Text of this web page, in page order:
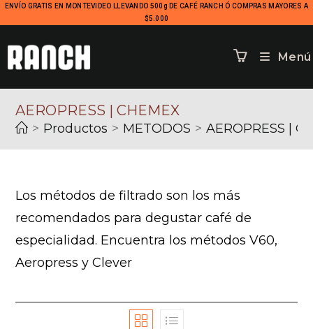
ENVÍO GRATIS EN MONTEVIDEO LLEVANDO 500g DE CAFÉ RANCH Ó COMPRAS MAYORES A
$5.000
Menú
AEROPRESS | CHEMEX
> Productos > METODOS > AEROPRESS |
Los métodos de filtrado son los más
recomendados para degustar café de
especialidad. Encuentra los métodos V60,
Aeropress y Clever